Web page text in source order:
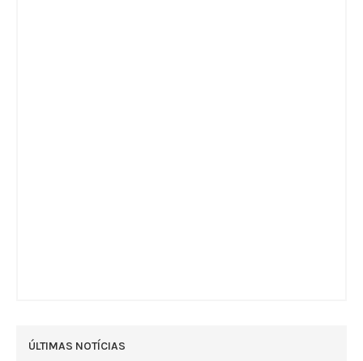
ÚLTIMAS NOTÍCIAS